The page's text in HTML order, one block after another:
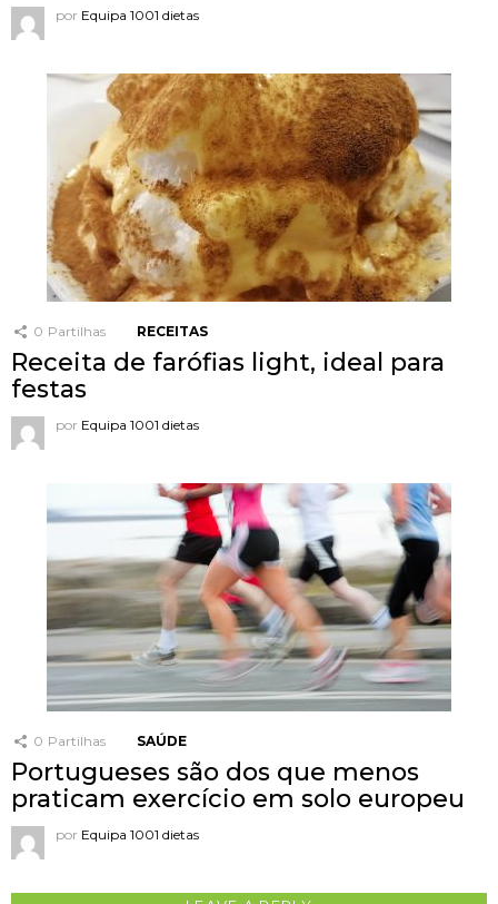
por Equipa 1001 dietas
0 Partilhas RECEITAS
Receita de farófias light, ideal para
festas
por Equipa 1001 dietas
0 Partilhas SAÚDE
Portugueses são dos que menos
praticam exercício em solo europeu
por Equipa 1001 dietas